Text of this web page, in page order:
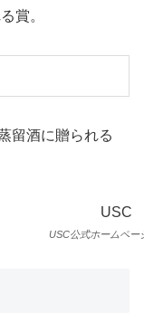
賞。
留酒に贈られる
USC公式ホームペー